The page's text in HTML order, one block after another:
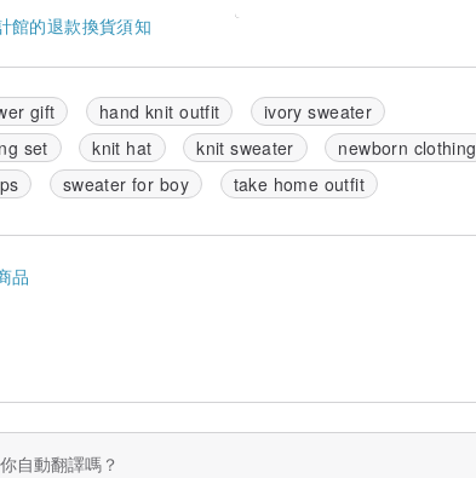
館的退款換貨須知
gift hand knit outfit
ivory sweater
set
knit hat knit sweater
newborn clothing
sweater for boy take home outfit
品
自動翻譯嗎？